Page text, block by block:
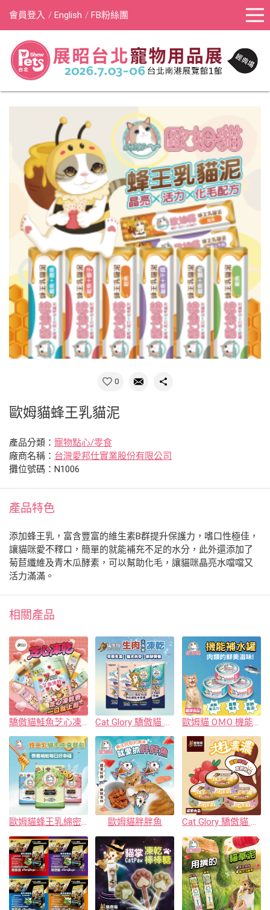
會員登入 English FB粉絲團
0
歐姆貓蜂王乳貓泥
產品分類： 寵物點心/零食
廠商名稱： 台灣愛邦仕實業股份有限公司
攤位號碼：N1006
產品特色
添加蜂王乳，富含豐富的維生素B群提升保護力，嗜口性極佳，
讓貓咪愛不釋口，簡單的就能補充不足的水分，此外還添加了
菊苣纖維及青木瓜酵素，可以幫助化毛，讓貓咪晶亮水噹噹又
活力滿滿。
相關產品
驕傲貓鮭魚芝心凍乾 Cat Glory 驕傲貓 貓犬共享生肉凍乾主食餐 歐姆貓 OＭO 機能補水罐
歐姆貓蜂王乳綿密主食餐包 歐姆貓胖胖魚 Cat Glory 驕傲貓 大料濃濃 主食罐